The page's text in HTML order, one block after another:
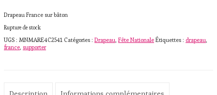
Drapeau France sur bâton
Rupture de stock
UGS : MNMARE4C2541 Catégories : Drapeau Fête Nationale Étiquettes : drapeau
france supporter